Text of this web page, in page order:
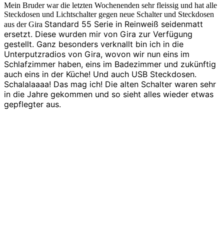
Mein Bruder war die letzten Wochenenden sehr fleissig und hat alle
Steckdosen und Lichtschalter gegen neue Schalter und Steckdosen
aus der Gira Standard 55 Serie in Reinweiß seidenmatt
ersetzt. Diese wurden mir von Gira zur Verfügung
gestellt. Ganz besonders verknallt bin ich in die
Unterputzradios von Gira, wovon wir nun eins im
Schlafzimmer haben, eins im Badezimmer und zukünftig
auch eins in der Küche! Und auch USB Steckdosen.
Schalalaaaa! Das mag ich! Die alten Schalter waren sehr
in die Jahre gekommen und so sieht alles wieder etwas
gepflegter aus.